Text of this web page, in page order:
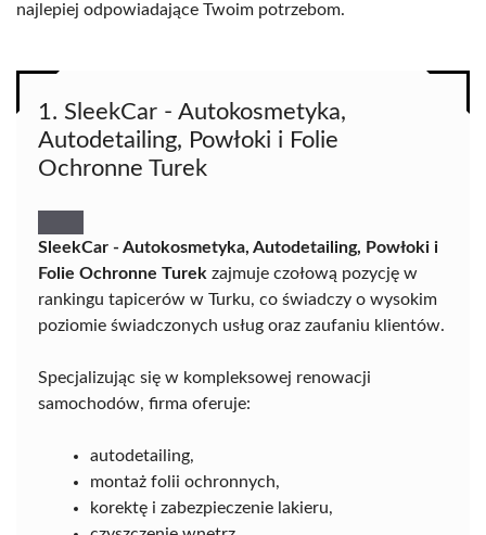
najlepiej odpowiadające Twoim potrzebom.
1. SleekCar - Autokosmetyka,
Autodetailing, Powłoki i Folie
Ochronne Turek
SleekCar - Autokosmetyka, Autodetailing, Powłoki i
Folie Ochronne Turek zajmuje czołową pozycję w
rankingu tapicerów w Turku, co świadczy o wysokim
poziomie świadczonych usług oraz zaufaniu klientów.
Specjalizując się w kompleksowej renowacji
samochodów, firma oferuje:
autodetailing,
montaż folii ochronnych,
korektę i zabezpieczenie lakieru,